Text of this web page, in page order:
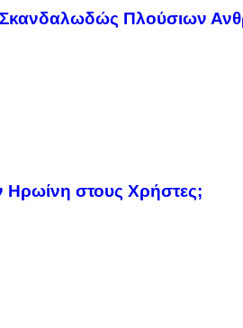
Σκανδαλωδώς Πλούσιων
Ηρωίνη στους Χρήστες;